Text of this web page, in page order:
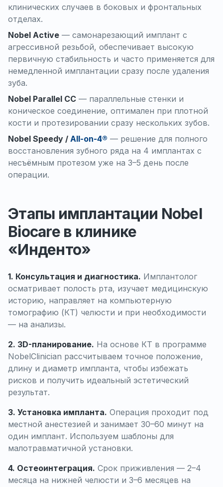
клинических случаев в боковых и фронтальных
отделах.
Nobel Active — самонарезающий имплант с
агрессивной резьбой, обеспечивает высокую
первичную стабильность и часто применяется для
немедленной имплантации сразу после удаления
зуба.
Nobel Parallel CC — параллельные стенки и
коническое соединение, оптимален при плотной
кости и протезировании сразу нескольких зубов.
Nobel Speedy / All-on-4® — решение для полного
восстановления зубного ряда на 4 имплантах с
несъёмным протезом уже на 3–5 день после
операции.
Этапы имплантации Nobel
Biocare в клинике
«Инденто»
1. Консультация и диагностика. Имплантолог
осматривает полость рта, изучает медицинскую
историю, направляет на компьютерную
томографию (КТ) челюсти и при необходимости
— на анализы.
2. 3D-планирование. На основе КТ в программе
NobelClinician рассчитываем точное положение,
длину и диаметр импланта, чтобы избежать
рисков и получить идеальный эстетический
результат.
3. Установка импланта. Операция проходит под
местной анестезией и занимает 30–60 минут на
один имплант. Используем шаблоны для
малотравматичной установки.
4. Остеоинтеграция. Срок приживления — 2–4
месяца на нижней челюсти и 3–6 месяцев на